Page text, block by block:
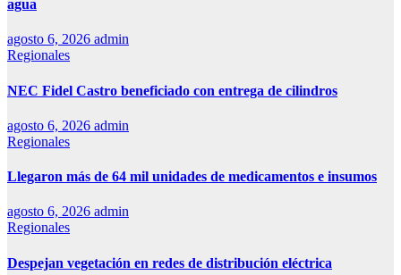
agua
agosto 6, 2026 admin
Regionales
NEC Fidel Castro beneficiado con entrega de cilindros
agosto 6, 2026 admin
Regionales
Llegaron más de 64 mil unidades de medicamentos e insumos
agosto 6, 2026 admin
Regionales
Despejan vegetación en redes de distribución eléctrica